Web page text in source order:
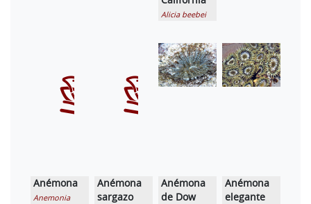
Alicia beebei
Anémona
Anemonia
Anémona
sargazo
Anémona
de Dow
Anémona
elegante